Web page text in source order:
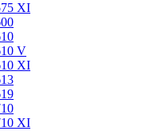
XI
V
XI
XI